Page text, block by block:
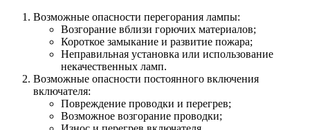
Возможные опасности перегорания лампы:
Возгорание вблизи горючих материалов;
Короткое замыкание и развитие пожара;
Неправильная установка или использование
некачественных ламп.
Возможные опасности постоянного включения
включателя:
Повреждение проводки и перегрев;
Возможное возгорание проводки;